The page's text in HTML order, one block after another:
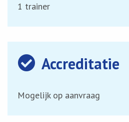
1 trainer
Accreditatie
Mogelijk op aanvraag